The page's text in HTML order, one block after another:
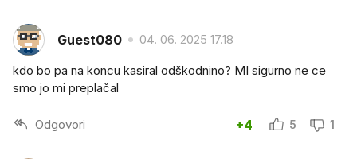
Guest080 04. 06. 2025 17.18
kdo bo pa na koncu kasiral odškodnino? MI sigurno ne ce
smo jo mi preplačal
Odgovori +4 5 1